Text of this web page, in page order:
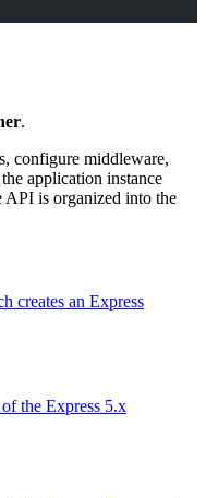
.
configure middleware,
application instance
API is organized into the
creates an Express
the Express 5.x